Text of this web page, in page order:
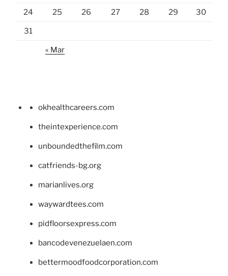
24 25 26 27 28 29 30
31
« Mar
okhealthcareers.com
theintexperience.com
unboundedthefilm.com
catfriends-bg.org
marianlives.org
waywardtees.com
pidfloorsexpress.com
bancodevenezuelaen.com
bettermoodfoodcorporation.com